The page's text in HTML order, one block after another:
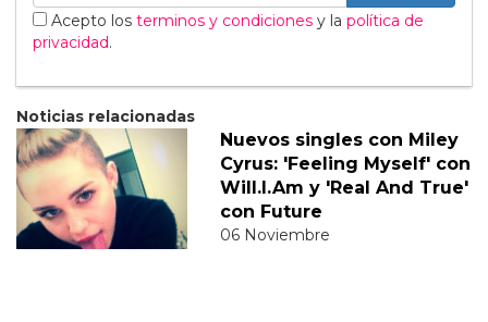
Acepto los terminos y condiciones y la política de
privacidad.
Noticias relacionadas
Nuevos singles con Miley
Cyrus: 'Feeling Myself' con
Will.I.Am y 'Real And True'
con Future
06 Noviembre